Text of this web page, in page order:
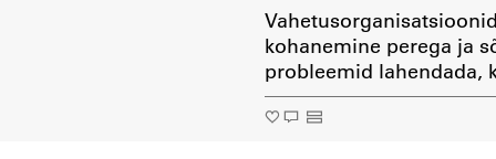
kohanemine perega ja
probleemid lahendada,